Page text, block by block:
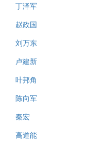
丁泽军
赵政国
刘万东
卢建新
叶邦角
陈向军
秦宏
高道能